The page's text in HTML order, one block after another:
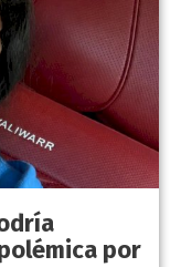
por